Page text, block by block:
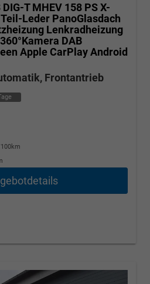
DIG-T MHEV 158 PS X-
Leder PanoGlasdach
Lenkradheizung
DAB
Apple CarPlay Android
Frontantrieb